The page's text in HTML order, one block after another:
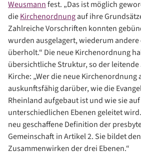
Weusmannfest. „Das ist möglich
dieKirchenordnungauf ihre
Zahlreiche Vorschriften konnten
wurden ausgelagert, wiederum andere
überholt.“ Die neue Kirchenordnung
übersichtliche Struktur, so der
Kirche: „Wer die neue Kirchenordnung
auskunftsfähig darüber, wie die
Rheinland aufgebaut ist und wie sie
unterschiedlichen Ebenen geleitet
neu geschaffene Definition der
Gemeinschaft in Artikel 2. Sie bildet
Zusammenwirken der drei Ebenen.“